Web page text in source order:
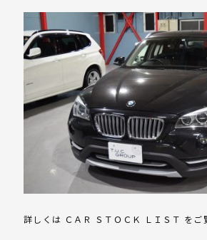
詳しくは ＣＡＲ ＳＴＯＣＫ ＬＩＳＴ をご